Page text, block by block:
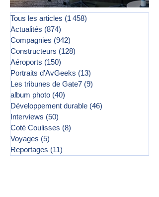
première phase d'un second
salon Delta One
Tous les articles (1 458)
Actualités (874)
Compagnies (942)
Constructeurs (128)
Aéroports (150)
Portraits d'AvGeeks (13)
Les tribunes de Gate7 (9)
album photo (40)
Développement durable (46)
Interviews (50)
Coté Coulisses (8)
Voyages (5)
Reportages (11)